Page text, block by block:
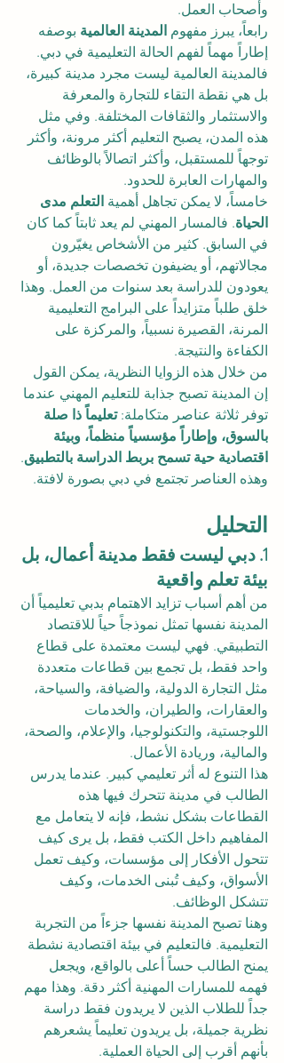
وأصحاب العمل.
رابعاً، يبرز مفهوم المدينة العالمية بوصفه
إطاراً مهماً لفهم الحالة التعليمية في دبي.
فالمدينة العالمية ليست مجرد مدينة كبيرة،
بل هي نقطة التقاء للتجارة والمعرفة
والاستثمار والثقافات المختلفة. وفي مثل
هذه المدن، يصبح التعليم أكثر مرونة، وأكثر
توجهاً للمستقبل، وأكثر اتصالاً بالوظائف
والمهارات العابرة للحدود.
خامساً، لا يمكن تجاهل أهمية التعلم مدى
الحياة. فالمسار المهني لم يعد ثابتاً كما كان
في السابق. كثير من الأشخاص يغيّرون
مجالاتهم، أو يضيفون تخصصات جديدة، أو
يعودون للدراسة بعد سنوات من العمل. وهذا
خلق طلباً متزايداً على البرامج التعليمية
المرنة، القصيرة نسبياً، والمركزة على
الكفاءة والنتيجة.
من خلال هذه الزوايا النظرية، يمكن القول
إن المدينة تصبح جذابة للتعليم المهني عندما
توفر ثلاثة عناصر متكاملة: تعليماً ذا صلة
بالسوق، وإطاراً مؤسسياً منظماً، وبيئة
اقتصادية حية تسمح بربط الدراسة بالتطبيق.
وهذه العناصر تجتمع في دبي بصورة لافتة.
التحليل
1. دبي ليست فقط مدينة أعمال، بل
بيئة تعلم واقعية
من أهم أسباب تزايد الاهتمام بدبي تعليمياً أن
المدينة نفسها تمثل نموذجاً حياً للاقتصاد
التطبيقي. فهي ليست معتمدة على قطاع
واحد فقط، بل تجمع بين قطاعات متعددة
مثل التجارة الدولية، والضيافة، والسياحة،
والعقارات، والطيران، والخدمات
اللوجستية، والتكنولوجيا، والإعلام، والصحة،
والمالية، وريادة الأعمال.
هذا التنوع له أثر تعليمي كبير. عندما يدرس
الطالب في مدينة تتحرك فيها هذه
القطاعات بشكل نشط، فإنه لا يتعامل مع
المفاهيم داخل الكتب فقط، بل يرى كيف
تتحول الأفكار إلى مؤسسات، وكيف تعمل
الأسواق، وكيف تُبنى الخدمات، وكيف
تتشكل الوظائف.
وهنا تصبح المدينة نفسها جزءاً من التجربة
التعليمية. فالتعليم في بيئة اقتصادية نشطة
يمنح الطالب حساً أعلى بالواقع، ويجعل
فهمه للمسارات المهنية أكثر دقة. وهذا مهم
جداً للطلاب الذين لا يريدون فقط دراسة
نظرية جميلة، بل يريدون تعليماً يشعرهم
بأنهم أقرب إلى الحياة العملية.